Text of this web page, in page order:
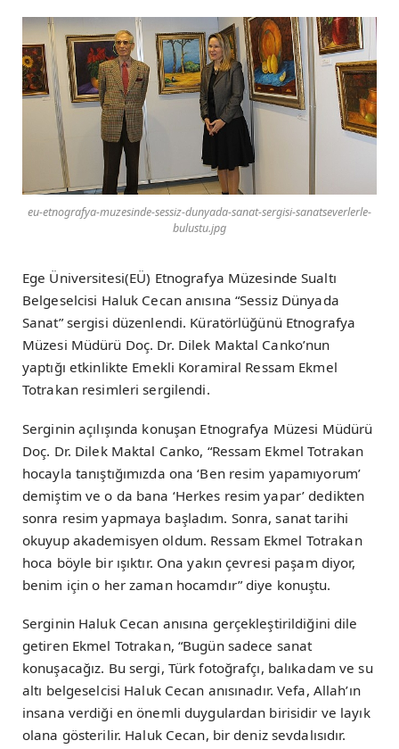
eu-etnografya-muzesinde-sessiz-dunyada-sanat-sergisi-sanatseverlerle-
bulustu.jpg
Ege Üniversitesi(EÜ) Etnografya Müzesinde Sualtı
Belgeselcisi Haluk Cecan anısına “Sessiz Dünyada
Sanat” sergisi düzenlendi. Küratörlüğünü Etnografya
Müzesi Müdürü Doç. Dr. Dilek Maktal Canko’nun
yaptığı etkinlikte Emekli Koramiral Ressam Ekmel
Totrakan resimleri sergilendi.
Serginin açılışında konuşan Etnografya Müzesi Müdürü
Doç. Dr. Dilek Maktal Canko, “Ressam Ekmel Totrakan
hocayla tanıştığımızda ona ‘Ben resim yapamıyorum’
demiştim ve o da bana ‘Herkes resim yapar’ dedikten
sonra resim yapmaya başladım. Sonra, sanat tarihi
okuyup akademisyen oldum. Ressam Ekmel Totrakan
hoca böyle bir ışıktır. Ona yakın çevresi paşam diyor,
benim için o her zaman hocamdır” diye konuştu.
Serginin Haluk Cecan anısına gerçekleştirildiğini dile
getiren Ekmel Totrakan, “Bugün sadece sanat
konuşacağız. Bu sergi, Türk fotoğrafçı, balıkadam ve su
altı belgeselcisi Haluk Cecan anısınadır. Vefa, Allah’ın
insana verdiği en önemli duygulardan birisidir ve layık
olana gösterilir. Haluk Cecan, bir deniz sevdalısıdır.